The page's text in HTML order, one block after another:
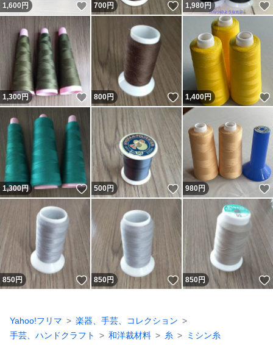
1,600円 いいね！
700円 いいね！
1,980円
1,300円 いいね！
800円 いいね！
1,400円
1,300円 いいね！
500円 いいね！
980円
850円 いいね！
850円 いいね！
850円
Yahoo!フリマ
楽器、手芸、コレクション
手芸、ハンドクラフト
和洋裁材料 糸 ミシン糸